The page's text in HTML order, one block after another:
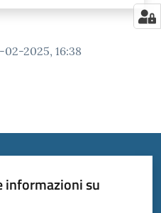
02-2025, 16:38
informazioni su